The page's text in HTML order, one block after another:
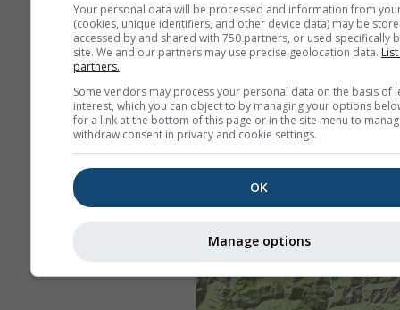
Your personal data will be processed and information from
(cookies, unique identifiers, and other device data) may be
accessed by and shared with 750 partners, or used specifically
site. We and our partners may use precise geolocation data.
partners.
Some vendors may process your personal data on the basis of
interest, which you can object to by managing your options
for a link at the bottom of this page or in the site menu to
withdraw consent in privacy and cookie settings.
OK
Manage options